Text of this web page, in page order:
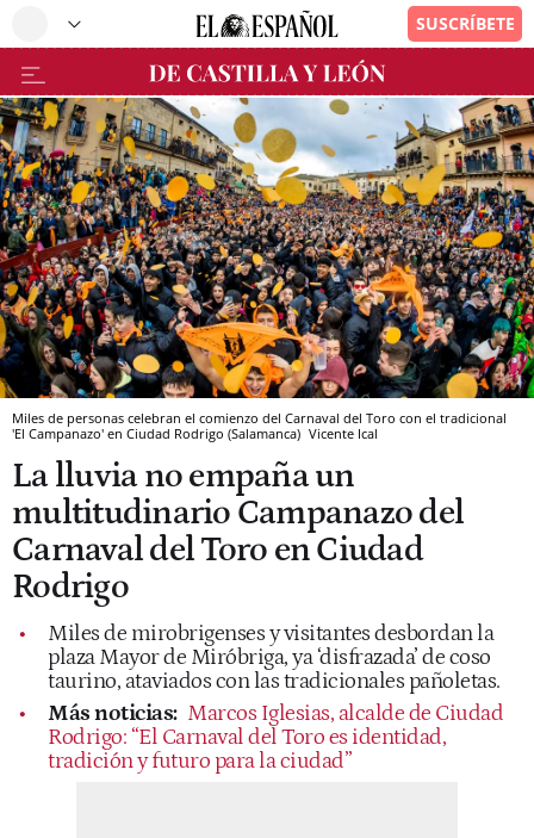
Miles de personas celebran el comienzo del Carnaval del Toro con el tradicional
'El Campanazo' en Ciudad Rodrigo (Salamanca) Vicente Ical
La lluvia no empaña un
multitudinario Campanazo del
Carnaval del Toro en Ciudad
Rodrigo
Miles de mirobrigenses y visitantes desbordan la
plaza Mayor de Miróbriga, ya ‘disfrazada’ de coso
taurino, ataviados con las tradicionales pañoletas.
Más noticias: Marcos Iglesias, alcalde de Ciudad
Rodrigo: “El Carnaval del Toro es identidad,
tradición y futuro para la ciudad”